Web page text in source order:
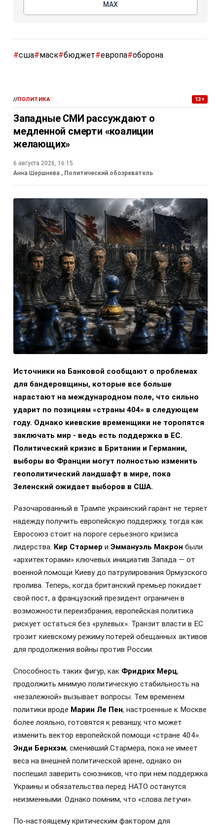
МАХ
#сша#маск#бюджет#европа#оборона
//ПОЛИТИКА 13+
Западные СМИ рассуждают о
медленной смерти «коалиции
желающих»
6 августа 2026, 16:15
Анна Шершнева , Политический обозреватель
Источники на Банковой сообщают о проблемах
для бандеровщины, которые все больше
нарастают на международном поле, что сильно
ударит по позициям «страны 404» в следующем
году. Однако киевские временщики не торопятся
заключать мир - ведь есть поддержка в ЕС.
Политический кризис в Британии и Германии,
выборы во Франции могут полностью изменить
геополитический ландшафт в мире, пока
Зеленский ожидает выборов в США.
Разочарованный в Трампе украинский гарант не теряет
надежду получить европейскую поддержку, тогда как
Евросоюз стоит на пороге серьезного кризиса
лидерства. Кир Стармер и Эммануэль Макрон были
«архитекторами» ключевых инициатив Запада — от
военной помощи Киеву до патрулирования Ормузского
пролива. Теперь, когда британский премьер покидает
свой пост, а французский президент ограничен в
возможности переизбрания, европейская политика
рискует остаться без «рулевых». Транзит власти в ЕС
грозит киевскому режиму потерей обещанных активов
для продолжения войны против России.
Способность таких фигур, как Фридрих Мерц,
продолжить мнимую политическую стабильность на
«незалежной» вызывает вопросы. Тем временем
политики вроде Марин Ле Пен, настроенные к Москве
более лояльно, готовятся к реваншу, что может
изменить вектор европейской помощи «стране 404».
Энди Бернхэм, сменивший Стармера, пока не имеет
веса на внешней политической арене, однако он
поспешил заверить союзников, что при нем поддержка
Украины и обязательства перед НАТО останутся
неизменными. Однако помним, что «слова летучи».
По-настоящему критическим фактором для